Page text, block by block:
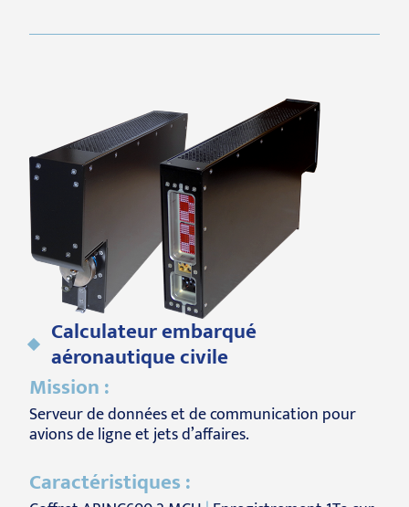
Calculateur embarqué
aéronautique civile
Mission :
Serveur de données et de communication pour
avions de ligne et jets d’affaires.
Caractéristiques :